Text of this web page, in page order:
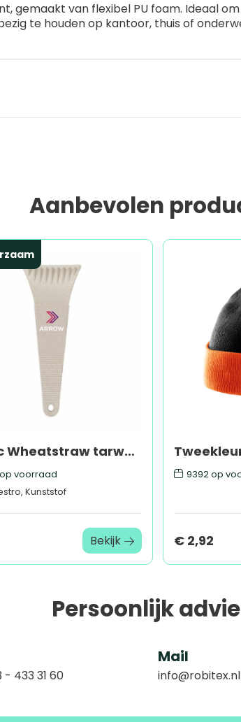
gemaakt van flexibel PU foam. Ideaal
te houden op kantoor, thuis of
Aanbevolen
Nordic Wheatstraw tarwestro ijskrabber
op voorraad
Kunststof
Bekijk
9392op
€ 2,92
Persoonlijk
- 433 31 60
Mail
info@robitex.nl